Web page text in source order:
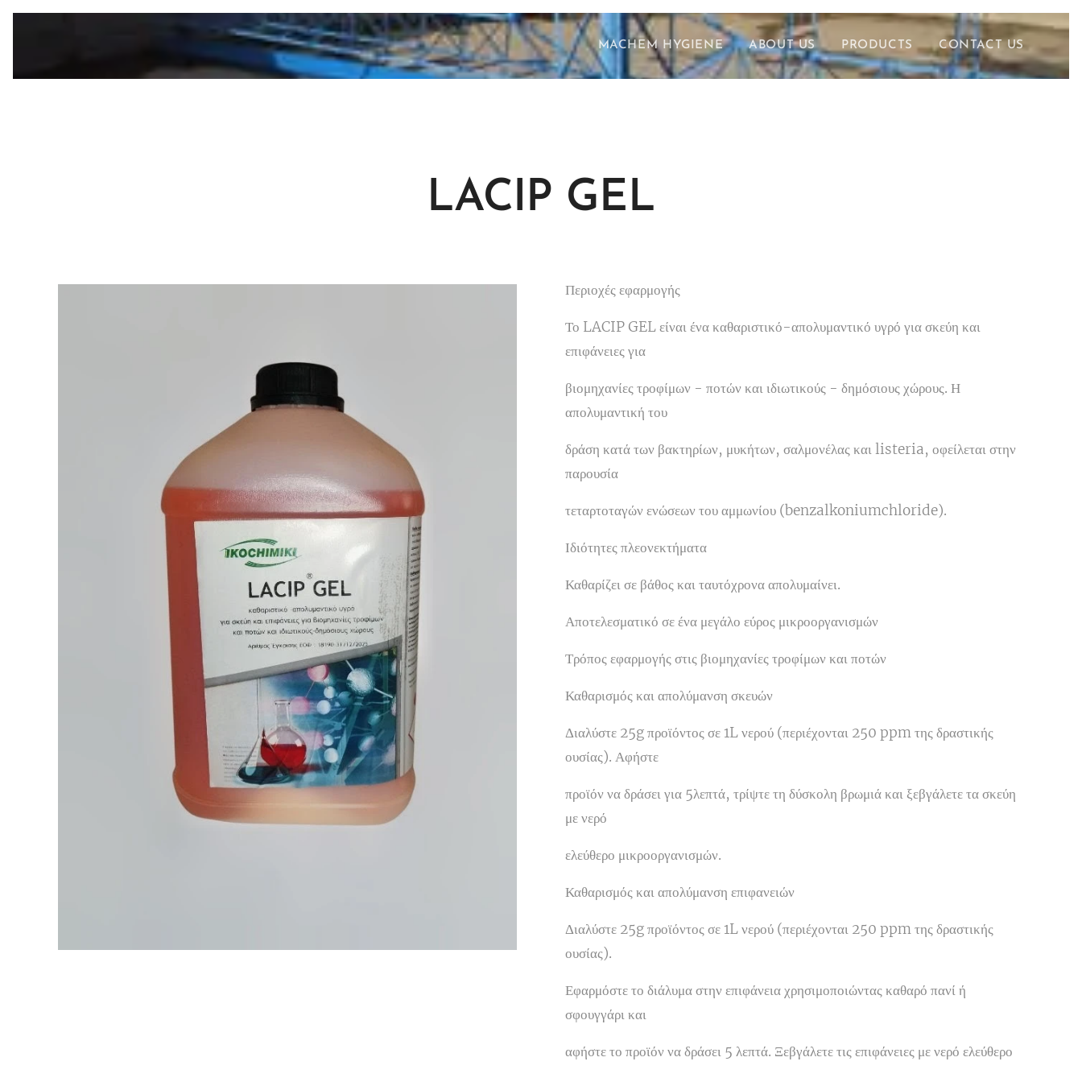
MACHEM HYGIENE ABOUT US PRODUCTS CONTACT US
LACIP GEL
Περιοχές εφαρμογής
Το LACIP GEL είναι ένα καθαριστικό-απολυμαντικό υγρό για σκεύη και
επιφάνειες για
βιομηχανίες τροφίμων - ποτών και ιδιωτικούς - δημόσιους χώρους. Η
απολυμαντική του
δράση κατά των βακτηρίων, μυκήτων, σαλμονέλας και listeria, οφείλεται στην
παρουσία
τεταρτοταγών ενώσεων του αμμωνίου (benzalkoniumchloride).
Ιδιότητες πλεονεκτήματα
Καθαρίζει σε βάθος και ταυτόχρονα απολυμαίνει.
Αποτελεσματικό σε ένα μεγάλο εύρος μικροοργανισμών
Τρόπος εφαρμογής στις βιομηχανίες τροφίμων και ποτών
Καθαρισμός και απολύμανση σκευών
Διαλύστε 25g προϊόντος σε 1L νερού (περιέχονται 250 ppm της δραστικής
ουσίας). Αφήστε
προϊόν να δράσει για 5λεπτά, τρίψτε τη δύσκολη βρωμιά και ξεβγάλετε τα σκεύη
με νερό
ελεύθερο μικροοργανισμών.
Καθαρισμός και απολύμανση επιφανειών
Διαλύστε 25g προϊόντος σε 1L νερού (περιέχονται 250 ppm της δραστικής
ουσίας).
Εφαρμόστε το διάλυμα στην επιφάνεια χρησιμοποιώντας καθαρό πανί ή
σφουγγάρι και
αφήστε το προϊόν να δράσει 5 λεπτά. Ξεβγάλετε τις επιφάνειες με νερό ελεύθερο